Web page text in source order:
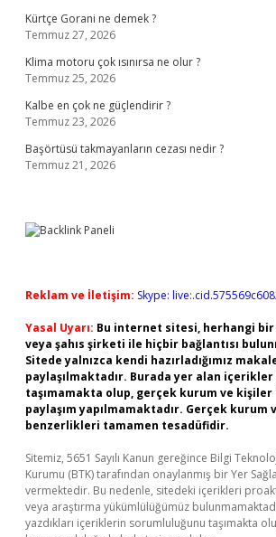
Kürtçe Gorani ne demek ?
Temmuz 27, 2026
Klima motoru çok ısınırsa ne olur ?
Temmuz 25, 2026
Kalbe en çok ne güçlendirir ?
Temmuz 23, 2026
Başörtüsü takmayanların cezası nedir ?
Temmuz 21, 2026
Reklam ve İletişim: Skype:
Yasal Uyarı: Bu internet sitesi, herhangi
veya şahıs şirketi ile hiçbir bağlantısı
Sitede yalnızca kendi hazırladığımız
paylaşılmaktadır. Burada yer alan
taşımamakta olup, gerçek kurum ve kişiler
paylaşım yapılmamaktadır. Gerçek kurum
benzerlikleri tamamen tesadüfidir.
Sitemiz, 5651 Sayılı Kanun gereğince Bilgi
Kurumu (BTK) tarafından onaylanmış bir Yer
vermektedir. Bu nedenle, sitedeki içerikleri
veya araştırma yükümlülüğümüz
yazdıkları içeriklerin sorumluluğunu taşımakta